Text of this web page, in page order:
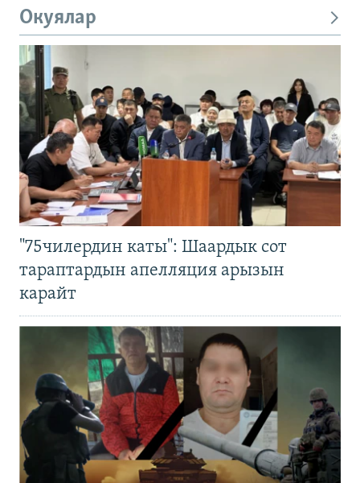
Окуялар
"75чилердин каты": Шаардык сот
тараптардын апелляция арызын
карайт